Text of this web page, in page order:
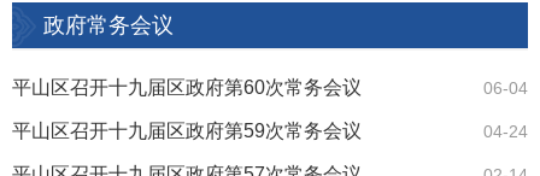
政府常务会议
06-04
平山区召开十九届区政府第60次常务会议
04-24
平山区召开十九届区政府第59次常务会议